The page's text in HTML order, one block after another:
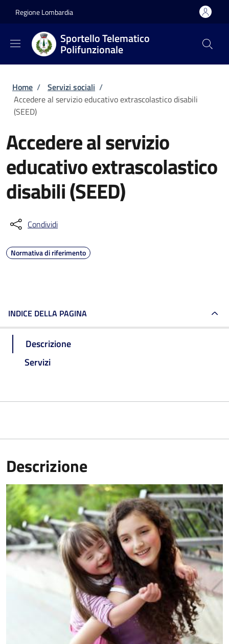
Regione Lombardia
Sportello Telematico
Polifunzionale
Briciole di pane
Home / Servizi sociali /
Accedere al servizio educativo extrascolastico disabili
(SEED)
Accedere al servizio
educativo extrascolastico
disabili (SEED)
Condividi
Normativa di riferimento
INDICE DELLA PAGINA
Descrizione
Servizi
Descrizione